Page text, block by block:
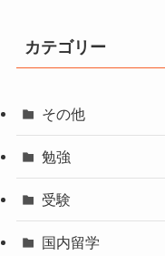
カテゴリー
その他
勉強
受験
国内留学